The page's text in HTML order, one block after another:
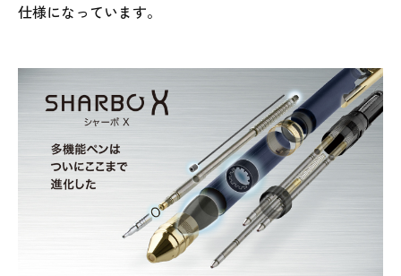
仕様になっています。